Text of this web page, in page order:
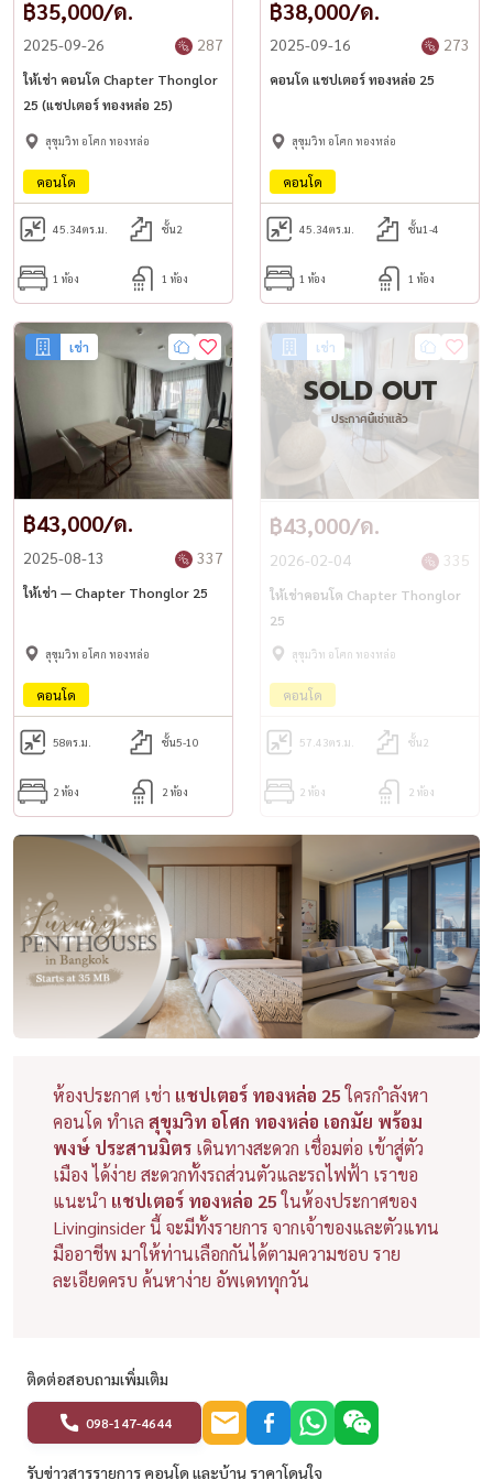
฿35,000/ด.
2025-09-26 287
ให้เช่า คอนโด Chapter Thonglor
25 (แชปเตอร์ ทองหล่อ 25)
สุขุมวิท อโศก ทองหล่อ
คอนโด
45.34ตร.ม. ชั้น2
1 ห้อง 1 ห้อง
฿38,000/ด.
2025-09-16 273
คอนโด แชปเตอร์ ทองหล่อ 25
สุขุมวิท อโศก ทองหล่อ
คอนโด
45.34ตร.ม. ชั้น1-4
1 ห้อง 1 ห้อง
เช่า
฿43,000/ด.
2025-08-13 337
ให้เช่า — Chapter Thonglor 25
สุขุมวิท อโศก ทองหล่อ
คอนโด
58ตร.ม. ชั้น5-10
2 ห้อง 2 ห้อง
เช่า
SOLD OUT
ประกาศนี้เช่าแล้ว
฿43,000/ด.
2026-02-04 335
ให้เช่าคอนโด Chapter Thonglor
25
สุขุมวิท อโศก ทองหล่อ
คอนโด
57.43ตร.ม. ชั้น2
2 ห้อง 2 ห้อง
ห้องประกาศ เช่า แชปเตอร์ ทองหล่อ 25ใครกำลังหา
คอนโด ทำเล สุขุมวิท อโศก ทองหล่อ เอกมัย พร้อม
พงษ์ ประสานมิตร เดินทางสะดวก เชื่อมต่อ เข้าสู่ตัว
เมือง ได้ง่าย สะดวกทั้งรถส่วนตัวและรถไฟฟ้า เราขอ
แนะนำ แชปเตอร์ ทองหล่อ 25ในห้องประกาศของ
Livinginsider นี้ จะมีทั้งรายการ จากเจ้าของและตัวแทน
มืออาชีพ มาให้ท่านเลือกกันได้ตามความชอบ ราย
ละเอียดครบ ค้นหาง่าย อัพเดททุกวัน
ติดต่อสอบถามเพิ่มเติม
098-147-4644
รับข่าวสารรายการ คอนโด และบ้าน ราคาโดนใจ